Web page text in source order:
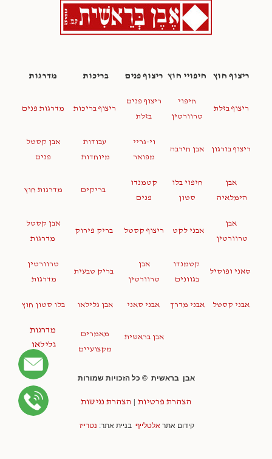
ריצוף חוץ חיפויי חוץ ריצוף פנים בריכות מדרגות
ריצוף בזלת
חיפוי
טרוורטין
ריצוף פנים
בזלת
ריצוף בריכות מדרגות פנים
ריצוף בורגון אבן חירבה
וי-גריי
מפואר
עבודות
מיוחדות
אבן קסטל
פנים
אבן
הימלאיה
חיפוי בלו
סטון
קטמנדו
פנים
בריקים מדרגות חוץ
אבן
טרוורטין
אבני לקט ריצוף קסטל בריק פירוק
אבן קסטל
מדרגות
סאני ופוסיל
קטמנדו
בגוונים
אבן
טרוורטין
בריק טבעית
טרוורטין
מדרגות
אבני קסטל אבני מדרך אבני סאני אבן גלילאו בלו סטון חוץ
אבן בראשית
מאמרים
מקצועיים
מדרגות
גלילאו
אבן בראשית © כל הזכויות שמורות
הצהרת פרטיות | הצהרת נגישות
קידום אתר אלטלייף בניית אתר: נטרייז